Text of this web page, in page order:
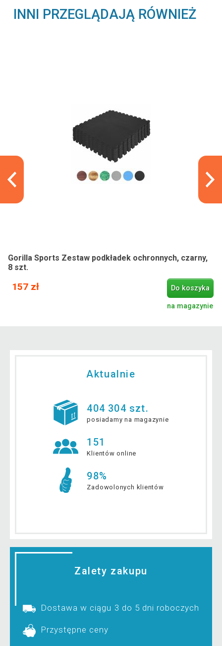
INNI PRZEGLĄDAJĄ RÓWNIEŻ
Gorilla Sports Zestaw podkładek ochronnych, czarny,
8 szt.
157 zł Do koszyka
na magazynie
Aktualnie
404 304 szt.
posiadamy na magazynie
151
Klientów online
98%
Zadowolonych klientów
Zalety zakupu
Dostawa w ciągu 3 do 5 dni roboczych
Przystępne ceny